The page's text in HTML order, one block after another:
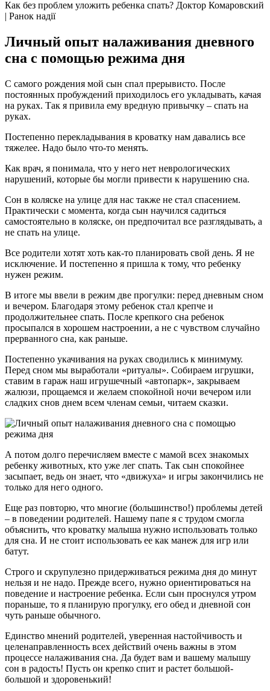
Как без проблем уложить ребенка спать? Доктор Комаровский
| Ранок надії
Личный опыт налаживания дневного
сна с помощью режима дня
С самого рождения мой сын спал прерывисто. После
постоянных пробуждений приходилось его укладывать, качая
на руках. Так я привила ему вредную привычку – спать на
руках.
Постепенно перекладывания в кроватку нам давались все
тяжелее. Надо было что-то менять.
Как врач, я понимала, что у него нет неврологических
нарушений, которые бы могли привести к нарушению сна.
Сон в коляске на улице для нас также не стал спасением.
Практически с момента, когда сын научился садиться
самостоятельно в коляске, он предпочитал все разглядывать, а
не спать на улице.
Все родители хотят хоть как-то планировать свой день. Я не
исключение. И постепенно я пришла к тому, что ребенку
нужен режим.
В итоге мы ввели в режим две прогулки: перед дневным сном
и вечером. Благодаря этому ребенок стал крепче и
продолжительнее спать. После крепкого сна ребенок
просыпался в хорошем настроении, а не с чувством случайно
прерванного сна, как раньше.
Постепенно укачивания на руках сводились к минимуму.
Перед сном мы выработали «ритуалы». Собираем игрушки,
ставим в гараж наш игрушечный «автопарк», закрываем
жалюзи, прощаемся и желаем спокойной ночи вечером или
сладких снов днем всем членам семьи, читаем сказки.
А потом долго перечисляем вместе с мамой всех знакомых
ребенку животных, кто уже лег спать. Так сын спокойнее
засыпает, ведь он знает, что «движуха» и игры закончились не
только для него одного.
Еще раз повторю, что многие (большинство!) проблемы детей
– в поведении родителей. Нашему папе я с трудом смогла
объяснить, что кроватку малыша нужно использовать только
для сна. И не стоит использовать ее как манеж для игр или
батут.
Строго и скрупулезно придерживаться режима дня до минут
нельзя и не надо. Прежде всего, нужно ориентироваться на
поведение и настроение ребенка. Если сын проснулся утром
пораньше, то я планирую прогулку, его обед и дневной сон
чуть раньше обычного.
Единство мнений родителей, уверенная настойчивость и
целенаправленность всех действий очень важны в этом
процессе налаживания сна. Да будет вам и вашему малышу
сон в радость! Пусть он крепко спит и растет большой-
большой и здоровенький!